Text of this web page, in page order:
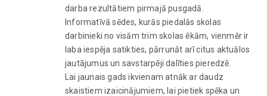
darba rezultātiem pirmajā pusgadā.
Informatīvā sēdes, kurās piedalās skolas
darbinieki no visām trim skolas ēkām, vienmēr ir
laba iespēja satikties, pārrunāt arī citus aktuālos
jautājumus un savstarpēji dalīties pieredzē.
Lai jaunais gads ikvienam atnāk ar daudz
skaistiem izaicinājumiem, lai pietiek spēka un